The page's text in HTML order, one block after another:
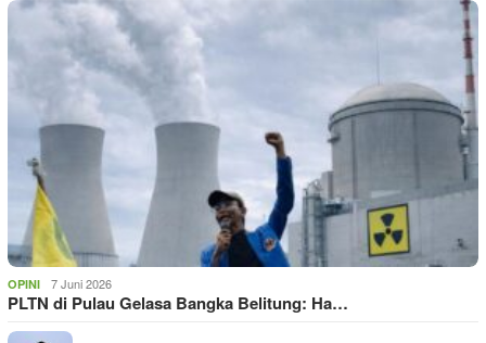
OPINI 7 Juni 2026
PLTN di Pulau Gelasa Bangka Belitung: Ha…